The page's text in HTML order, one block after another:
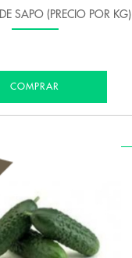
SAPO (PRECIO POR KG)
COMPRAR